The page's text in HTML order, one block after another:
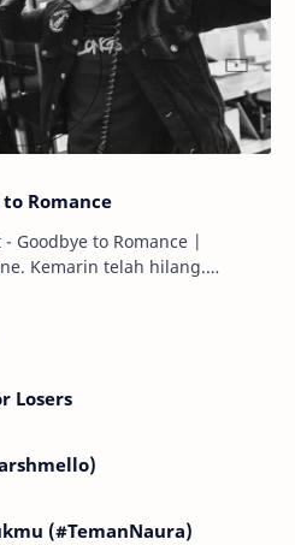
Romance
Goodbye to Romance |
Losers
(#TemanNaura)